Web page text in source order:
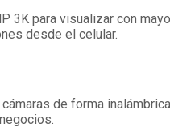
3K para visualizar con
desde el celular.
de forma